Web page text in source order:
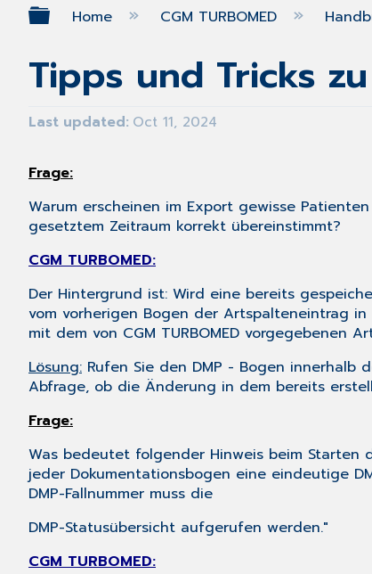
Expand/collapse global
Home CGM TURBOMED
Tipps und Tricks
Last updated Oct 11, 2024
Frage:
Warum erscheinen im Export gewisse
gesetztem Zeitraum korrekt übereinstimmt?
CGM TURBOMED:
Der Hintergrund ist: Wird eine bereits
vom vorherigen Bogen der Artspalteneintrag in
mit dem von CGM TURBOMED vorgegebenen
Lösung: Rufen Sie den DMP - Bogen innerhalb
Abfrage, ob die Änderung in dem bereits
Frage:
Was bedeutet folgender Hinweis beim Starten
jeder Dokumentationsbogen eine eindeutige
DMP-Fallnummer muss die
DMP-Statusübersicht aufgerufen werden."
CGM TURBOMED: